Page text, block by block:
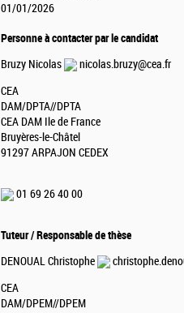
01/01/2026
Personne à contacter par le candidat
Bruzy Nicolas
nicolas.bruzy@cea.fr
CEA
DAM/DPTA//DPTA
CEA DAM Ile de France
Bruyères-le-Châtel
91297 ARPAJON CEDEX
01 69 26 40 00
Tuteur / Responsable de thèse
DENOUAL Christophe
CEA
DAM/DPEM//DPEM